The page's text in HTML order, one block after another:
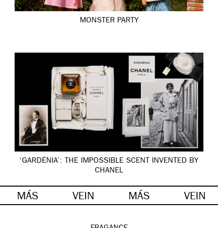
MONSTER PARTY
‘GARDÉNIA’: THE IMPOSSIBLE SCENT INVENTED BY
CHANEL
MÁS VEIN MÁS VEIN